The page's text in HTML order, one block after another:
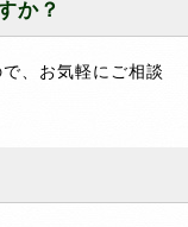
か？
、お気軽にご相談